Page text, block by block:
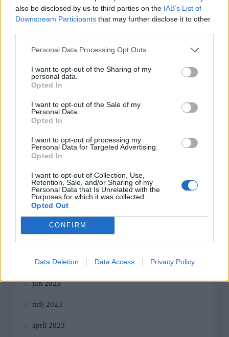
also be disclosed by us to third parties on the IAB’s List of
Downstream Participants that may further disclose it to other
Personal Data Processing Opt Outs
I want to opt-out of the Sharing of my
personal data.
Opted In
I want to opt-out of the Sale of my
Personal Data.
Opted In
I want to opt-out of processing my
Personal Data for Targeted Advertising.
Opted In
I want to opt-out of Collection, Use,
Retention, Sale, and/or Sharing of my
Personal Data that Is Unrelated with the
Purposes for which it was collected.
Opted Out
CONFIRM
Data Deletion Data Access Privacy Policy
september 2024
júl 2024
jún 2024
marec 2024
február 2024
január 2024
december 2023
november 2023
august 2023
júl 2023
jún 2023
máj 2023
apríl 2023